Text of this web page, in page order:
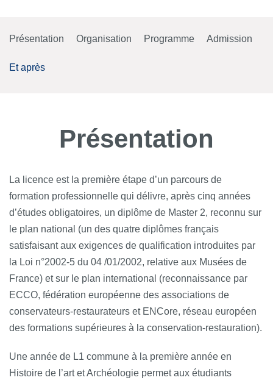
Présentation Organisation Programme Admission
Et après
Présentation
La licence est la première étape d’un parcours de
formation professionnelle qui délivre, après cinq années
d’études obligatoires, un diplôme de Master 2, reconnu sur
le plan national (un des quatre diplômes français
satisfaisant aux exigences de qualification introduites par
la Loi n°2002-5 du 04 /01/2002, relative aux Musées de
France) et sur le plan international (reconnaissance par
ECCO, fédération européenne des associations de
conservateurs-restaurateurs et ENCore, réseau européen
des formations supérieures à la conservation-restauration).
Une année de L1 commune à la première année en
Histoire de l’art et Archéologie permet aux étudiants